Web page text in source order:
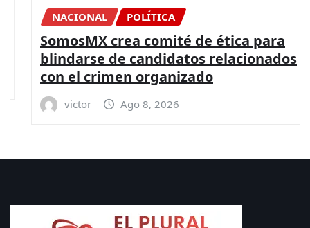
NACIONAL POLÍTICA
SomosMX crea comité de ética para
blindarse de candidatos relacionados
con el crimen organizado
victor Ago 8, 2026